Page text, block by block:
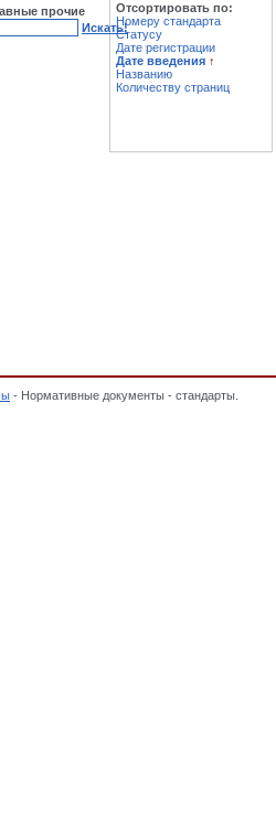
прочие
Искать!
Отсортировать по:
Номеру стандарта
Статусу
Дате регистрации
Дате введения ↑
Названию
Количеству страниц
- Нормативные документы - стандарты.